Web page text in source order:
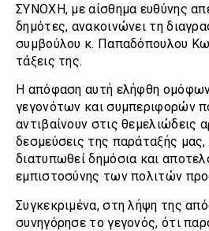
ΣΥΝΟΧΗ, με αίσθημα ευθύνης
δημότες, ανακοινώνει τη
συμβούλου κ. Παπαδόπουλου
τάξεις της.
Η απόφαση αυτή ελήφθη
γεγονότων και συμπεριφορών
αντιβαίνουν στις θεμελιώδεις
δεσμεύσεις της παράταξής
διατυπωθεί δημόσια και
εμπιστοσύνης των πολιτών
Συγκεκριμένα, στη λήψη της
συνηγόρησε το γεγονός, ότι